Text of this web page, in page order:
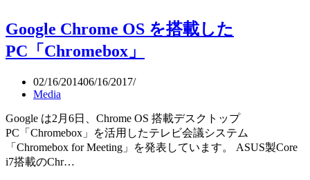
ル
プ
は
発
的
に
多
Google Chrome OS を搭載した
PC「Chromebox」
02/16/201406/16/2017
Media
Google は2月6日、Chrome OS 搭載デスクトップ
PC「Chromebox」を活用したテレビ会議システム
「Chromebox for Meeting」を発表しています。 ASUS製Core
i7搭載のChr…